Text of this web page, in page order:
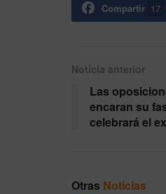
Compartir 17
Noticia anterior
Las
encaran su
celebrará el
Otras Noticias